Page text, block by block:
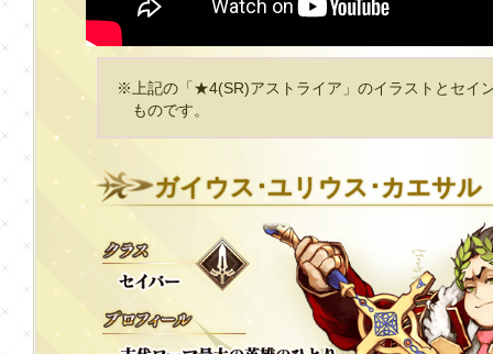
※上記の「★4(SR)アストライア」のイラストとセイ
ものです。
ガイウス･ユリウス･カエサル